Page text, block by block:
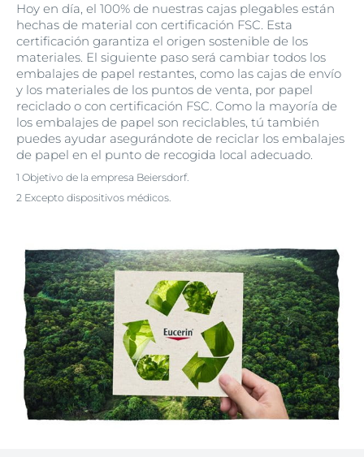
Hoy en día, el 100% de nuestras cajas plegables están
hechas de material con certificación FSC. Esta
certificación garantiza el origen sostenible de los
materiales. El siguiente paso será cambiar todos los
embalajes de papel restantes, como las cajas de envío
y los materiales de los puntos de venta, por papel
reciclado o con certificación FSC. Como la mayoría de
los embalajes de papel son reciclables, tú también
puedes ayudar asegurándote de reciclar los embalajes
de papel en el punto de recogida local adecuado.
1 Objetivo de la empresa Beiersdorf.
2 Excepto dispositivos médicos.